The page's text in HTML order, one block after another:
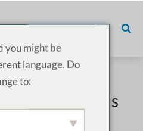
nous vous
?
you might be
language. Do
to: